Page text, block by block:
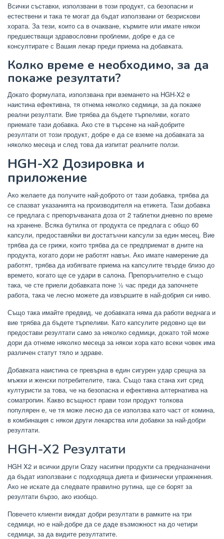
Всички съставки, използвани в този продукт, са безопасни и
естествени и така те могат да бъдат използвани от безрискови
хората. За тези, които са в очакване, кърмите или имате някои
предшестващи здравословни проблеми, добре е да се
консултирате с Вашия лекар преди приема на добавката.
Колко време е необходимо, за да
покаже резултати?
Докато формулата, използвана при вземането на HGH-X2 е
наистина ефективна, тя отнема няколко седмици, за да покаже
реални резултати. Вие трябва да бъдете търпеливи, когато
приемате тази добавка. Ако сте в търсене на най-добрите
резултати от този продукт, добре е да се вземе на добавката за
няколко месеца и след това да изпитат реалните ползи.
HGH-X2 Дозировка и
приложение
Ако желаете да получите най-доброто от тази добавка, трябва да
се спазват указанията на производителя на етикета. Тази добавка
се предлага с препоръчваната доза от 2 таблетки дневно по време
на хранене. Всяка бутилка от продукта се предлага с общо 60
капсули, предоставяйки ви достатъчни капсули за един месец. Вие
трябва да се грижи, които трябва да се предприемат в дните на
продукта, когато дори не работят навън. Ако имате намерение да
работят, трябва да избягвате приема на капсулите твърде близо до
времето, когато ще се удари в салона. Препоръчително е също
така, че сте приели добавката поне ½ час преди да започнете
работа, така че лесно можете да извършите в най-добрия си ниво.
Също така имайте предвид, че добавката няма да работи веднага и
вие трябва да бъдете търпеливи. Като капсулите редовно ще ви
предостави резултати само за няколко седмици, докато той може
дори да отнеме няколко месеца за някои хора като всеки човек има
различен статут тяло и здраве.
Добавката наистина се превърна в един сигурен удар срещна за
мъжки и женски потребителите, така. Също така стана хит сред
културисти за това, че на безопасна и ефективна алтернатива на
соматропин. Какво всъщност прави този продукт толкова
популярен е, че тя може лесно да се използва като част от комина,
в комбинация с някои други лекарства или добавки за най-добри
резултати.
HGH-X2 Резултати
HGH X2 и всички други Crazy насипни продукти са предназначени
да бъдат използвани с подходяща диета и физически упражнения.
Ако не искате да следвате правилно рутина, ще се борят за
резултати бързо, ако изобщо.
Повечето клиенти виждат добри резултати в рамките на три
седмици, но е най-добре да се даде възможност на до четири
седмици, за да видите резултатите.